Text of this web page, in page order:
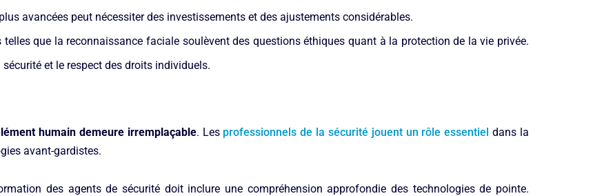
avancées peut nécessiter des investissements et des ajustements considérables.
telles que la reconnaissance faciale soulèvent des questions éthiques quant à la protection de la vie privée.
et le respect des droits individuels.
humain demeure irremplaçable. Les professionnels de la sécurité jouent un rôle essentiel dans la
avant-gardistes.
des agents de sécurité doit inclure une compréhension approfondie des technologies de pointe.